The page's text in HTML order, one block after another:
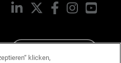
LinkedIn FacebookInstagram
klicken,